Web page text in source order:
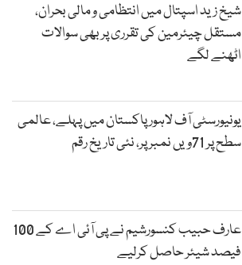
شیخ زید اسپتال میں انتظامی و مالی بحران،
مستقل چیئرمین کی تقرری پر بھی سوالات
اٹھنے لگے
یونیورسٹی آف لاہور پاکستان میں پہلے، عالمی
سطح پر 71ویں نمبر پر، نئی تاریخ رقم
عارف حبیب کنسورشیم نے پی آئی اے کے 100
فیصد شیئر حاصل کرلیے